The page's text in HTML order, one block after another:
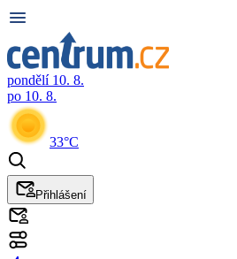
pondělí 10. 8.
po 10. 8.
33°C
Přihlášení